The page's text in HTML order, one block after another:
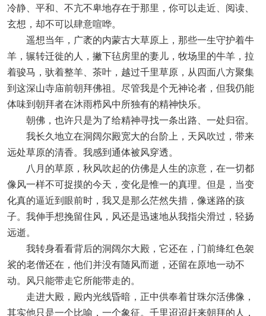
冷静、平和、不亢不卑地存在于那里，你可以走近、阅读、
玄想，却不可以肆意喧哗。
遥想当年，广袤的内蒙古大草原上，那些一生守护着牛
羊，辗转迁徙的人，撇下毡房里的妻儿，牧场里的牛羊，拉
着骏马，驮着整羊、茶叶，越过千里草原，从四面八方聚集
到这深山寺庙前朝拜佛祖。尽管我是个无神论者，但我仍能
体味到朝拜者在沐雨栉风中所独有的精神快乐。
朝佛，也许只是为了给精神寻找一条出路、一处归宿。
我长久地立在洞阔尔殿宽大的台阶上，天风吹过，带来
远处草原的清香。我感到通体被风穿透。
八月的草原，秋风吹起的仿佛是人生的凉意，在一切都
像风一样不可捉摸的今天，变化是惟一的真理。但是，当变
化真的逼近到眼前时，我又是那么茫然失措，像迷路的孩
子。我伸手想挽留住风，风还是迅速地从我指尖滑过，轻扬
远逝。
我转身看看背后的洞阔尔大殿，它还在，门前绛红色袈
裟的老僧还在，他们并没有随风而逝，还留在原地一动不
动。风只能带走它所能带走的。
走进大殿，殿内光线昏暗，正中供奉着甘珠尔活佛像，
其实他只是一个比喻，一个象征。千里迢迢赶来朝拜的人，